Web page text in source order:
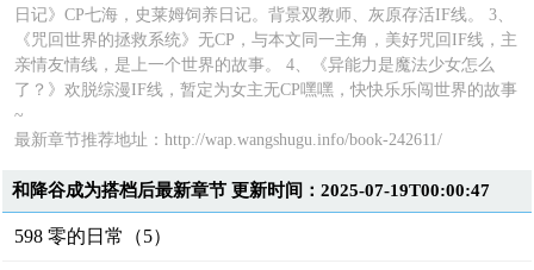
日记》CP七海，史莱姆饲养日记。背景双教师、灰原存活IF线。 3、
《咒回世界的拯救系统》无CP，与本文同一主角，美好咒回IF线，主
亲情友情线，是上一个世界的故事。 4、《异能力是魔法少女怎么
了？》欢脱综漫IF线，暂定为女主无CP嘿嘿，快快乐乐闯世界的故事
~
最新章节推荐地址：http://wap.wangshugu.info/book-242611/
和降谷成为搭档后最新章节 更新时间：2025-07-19T00:00:47
598 零的日常（5）